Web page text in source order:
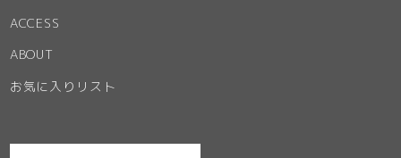
ACCESS
ABOUT
お気に入りリスト